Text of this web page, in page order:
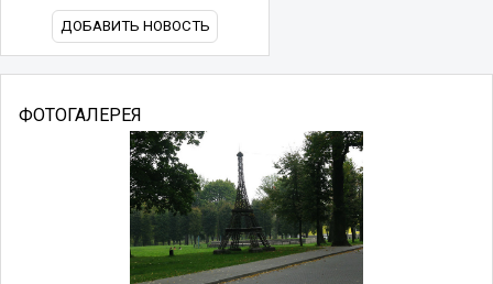
ДОБАВИТЬ НОВОСТЬ
ФОТОГАЛЕРЕЯ